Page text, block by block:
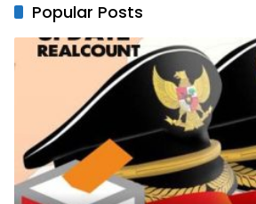
Popular Posts